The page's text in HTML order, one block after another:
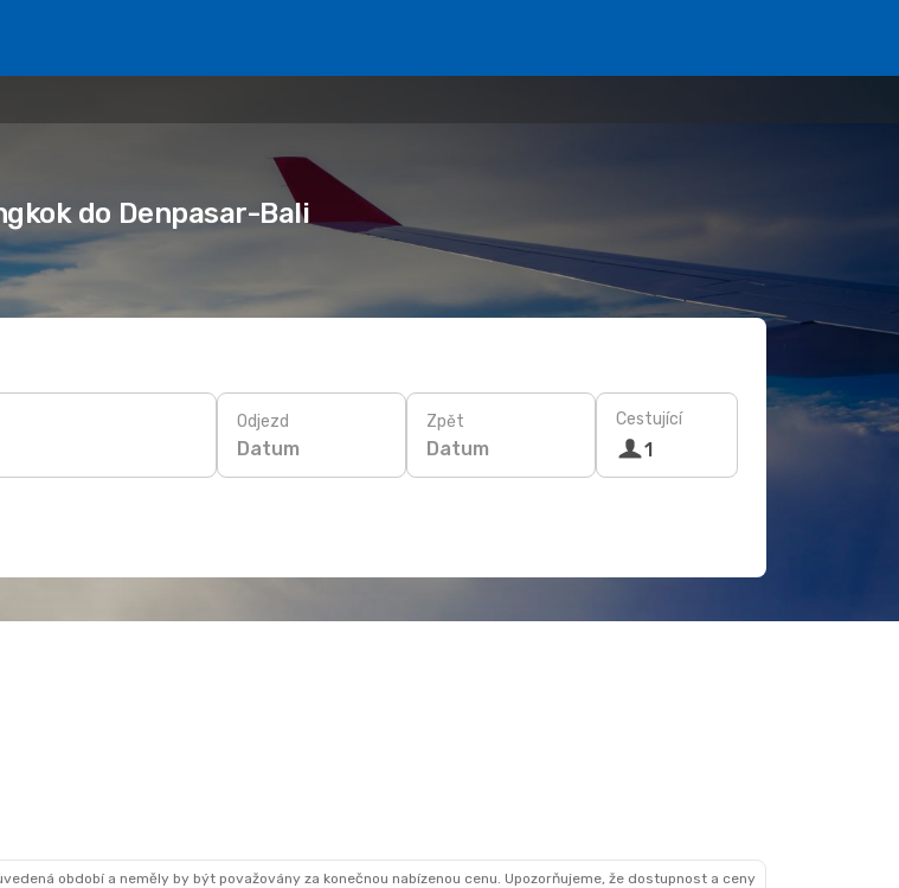
do Denpasar-Bali
Odjezd
Datum
Zpět
Datum
Cestující
1
období a neměly by být považovány za konečnou nabízenou cenu. Upozorňujeme, že dostupnost a ceny